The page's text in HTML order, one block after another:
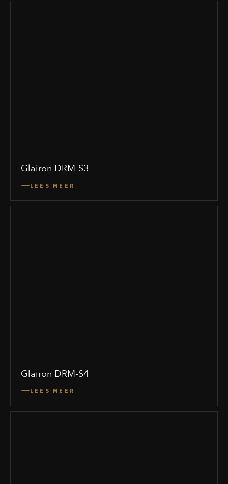
Glairon DRM-S3
LEES MEER
Glairon DRM-S4
LEES MEER